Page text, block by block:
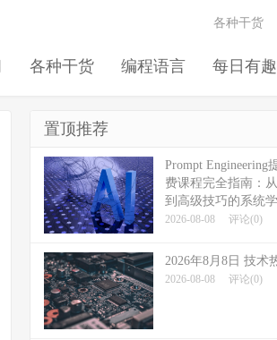
各种干货 编程语言 每日有
各种干货
置顶推荐
Prompt Engineering
费课程完全指南：
到高级技巧的系统
2026-08-08 评论(0)
2026年8月8日 技术
2026-08-08 评论(0)